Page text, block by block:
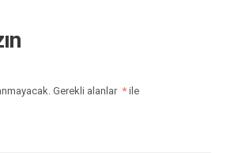
Gerekli alanlar * ile